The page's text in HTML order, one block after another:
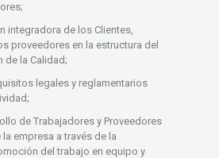
integradora de los Clientes,
proveedores en la estructura del
de la Calidad;
legales y reglamentarios
de Trabajadores y Proveedores
empresa a través de la
del trabajo en equipo y